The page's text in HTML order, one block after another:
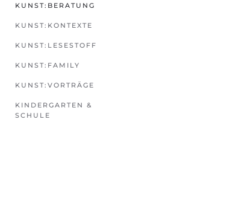
KUNST:BERATUNG
KUNST:KONTEXTE
KUNST:LESESTOFF
KUNST:FAMILY
KUNST:VORTRÄGE
KINDERGARTEN &
SCHULE